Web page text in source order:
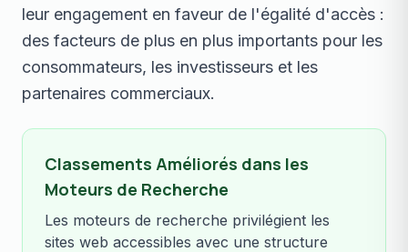
leur engagement en faveur de l'égalité d'accès :
des facteurs de plus en plus importants pour les
consommateurs, les investisseurs et les
partenaires commerciaux.
Classements Améliorés dans les
Moteurs de Recherche
Les moteurs de recherche privilégient les
sites web accessibles avec une structure